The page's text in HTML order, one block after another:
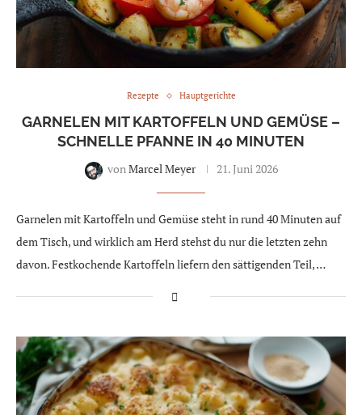
Rezepte Hauptgerichte
GARNELEN MIT KARTOFFELN UND GEMÜSE –
SCHNELLE PFANNE IN 40 MINUTEN
vonMarcel Meyer 21. Juni 2026
Garnelen mit Kartoffeln und Gemüse steht in rund 40 Minuten auf
dem Tisch, und wirklich am Herd stehst du nur die letzten zehn
davon. Festkochende Kartoffeln liefern den sättigenden Teil, …